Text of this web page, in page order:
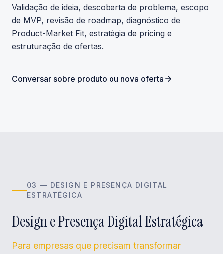
Validação de ideia, descoberta de problema, escopo
de MVP, revisão de roadmap, diagnóstico de
Product-Market Fit, estratégia de pricing e
estruturação de ofertas.
Conversar sobre produto ou nova oferta
03 — DESIGN E PRESENÇA DIGITAL
ESTRATÉGICA
Design e Presença Digital Estratégica
Para empresas que precisam transformar